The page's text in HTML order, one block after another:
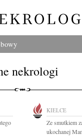
nekrologi
KIELCE
Ze smutkiem
ukochanej